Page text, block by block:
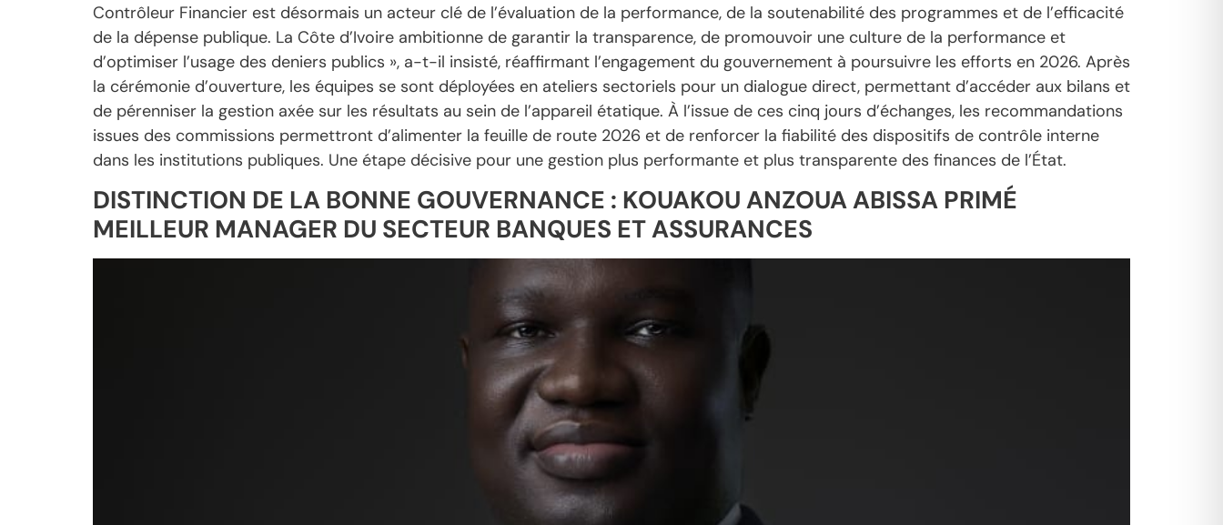
Contrôleur Financier est désormais un acteur clé de l’évaluation de la performance, de la soutenabilité des programmes et de l’efficacité
de la dépense publique. La Côte d’Ivoire ambitionne de garantir la transparence, de promouvoir une culture de la performance et
d’optimiser l’usage des deniers publics », a-t-il insisté, réaffirmant l’engagement du gouvernement à poursuivre les efforts en 2026. Après
la cérémonie d’ouverture, les équipes se sont déployées en ateliers sectoriels pour un dialogue direct, permettant d’accéder aux bilans et
de pérenniser la gestion axée sur les résultats au sein de l’appareil étatique. À l’issue de ces cinq jours d’échanges, les recommandations
issues des commissions permettront d’alimenter la feuille de route 2026 et de renforcer la fiabilité des dispositifs de contrôle interne
dans les institutions publiques. Une étape décisive pour une gestion plus performante et plus transparente des finances de l’État.
DISTINCTION DE LA BONNE GOUVERNANCE : KOUAKOU ANZOUA ABISSA PRIMÉ
MEILLEUR MANAGER DU SECTEUR BANQUES ET ASSURANCES